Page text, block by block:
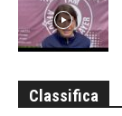
Classifica